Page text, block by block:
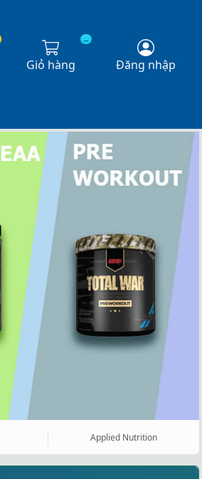
...
Giỏ hàng Đăng nhập
Applied Nutrition